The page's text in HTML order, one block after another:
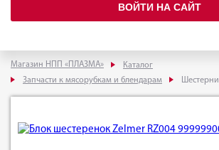
ВОЙТИ НА САЙТ
Магазин НПП «ПЛАЗМА»
Каталог
Запчасти к мясорубкам и блендарам
Шестерни